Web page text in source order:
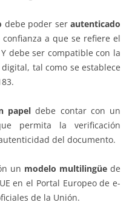
debe poder ser autenticado
a que se refiere el
Y debe ser compatible con la
tal como se establece
papel debe contar con un
permita la verificación
del documento.
un modelo multilingüede
en el Portal Europeo de e-
de la Unión.